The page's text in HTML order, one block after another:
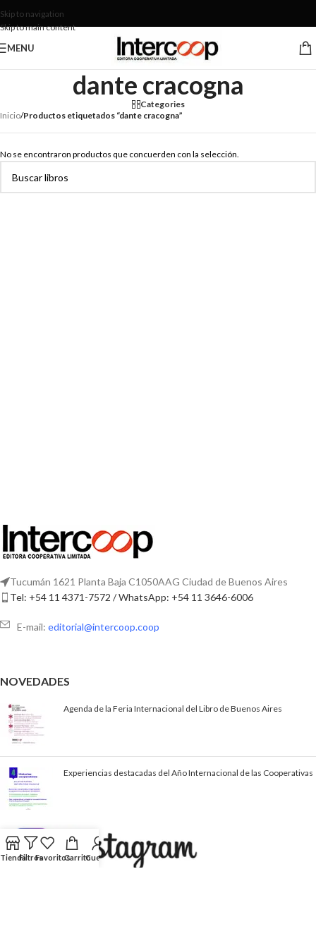
Skip to navigation
Skip to main content
MENU
dante cracogna
Categories
Inicio/Productos etiquetados “dante cracogna”
No se encontraron productos que concuerden con la selección.
Tucumán 1621 Planta Baja C1050AAG Ciudad de Buenos Aires
Tel: +54 11 4371-7572 / WhatsApp: +54 11 3646-6006
E-mail: editorial@intercoop.coop
NOVEDADES
Agenda de la Feria Internacional del Libro de Buenos Aires
Experiencias destacadas del Año Internacional de las Cooperativas
TiendaFiltrosFavoritosCarritoCuenta